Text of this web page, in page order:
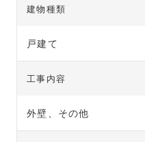
建物種類
戸建て
工事内容
外壁、その他